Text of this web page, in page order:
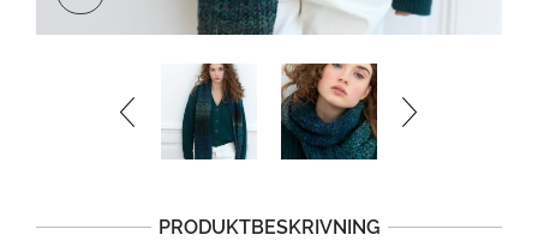
PRODUKTBESKRIVNING